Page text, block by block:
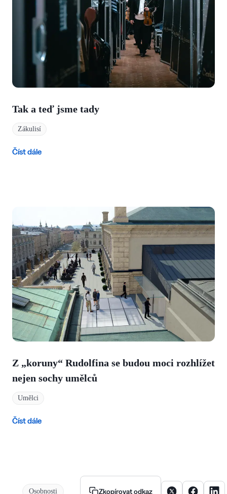
Tak a teď jsme tady
Zákulisí
Číst dále
Z „koruny“ Rudolfina se budou moci rozhlížet
nejen sochy umělců
Umělci
Číst dále
Osobnosti Zkopírovat odkaz Sdílet článek na X
Sdílet